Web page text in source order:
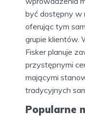
być dostępny w
oferując tym
grupie klientów.
Fisker planuje
przystępnymi
mającymi
tradycyjnych
Popularne